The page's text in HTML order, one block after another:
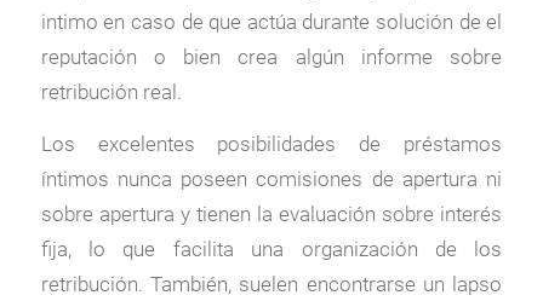
intimo en caso de que actúa durante solución de el
reputación o bien crea algún informe sobre
retribución real.
Los excelentes posibilidades de préstamos
íntimos nunca poseen comisiones de apertura ni
sobre apertura y tienen la evaluación sobre interés
fija, lo que facilita una organización de los
retribución. También, suelen encontrarse un lapso